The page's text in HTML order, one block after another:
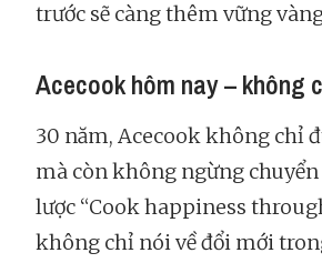
trước sẽ càng thêm vững
Acecook hôm nay – không
30 năm, Acecook không chỉ
mà còn không ngừng
lược “Cook happiness
không chỉ nói về đổi mới